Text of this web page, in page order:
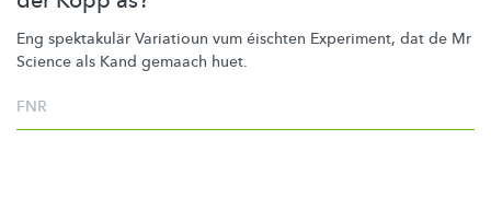
Eng spektakulär Variatioun vum éischten Experiment, dat de Mr
Science als Kand gemaach huet.
FNR